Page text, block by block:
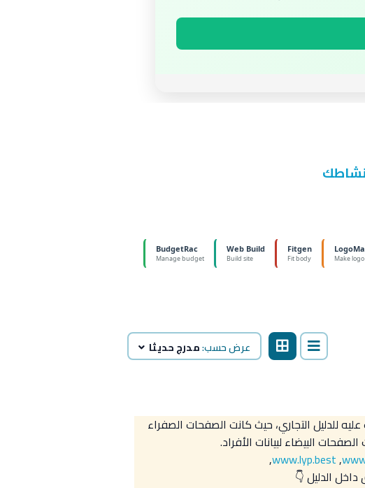
عرض حسب:مدرج حديثا
للدليل التجاري، حيث كانت الصفحات الصفراء
البيضاء لبيانات الأفراد.
www.lyp.best,
,
الدليل 👇